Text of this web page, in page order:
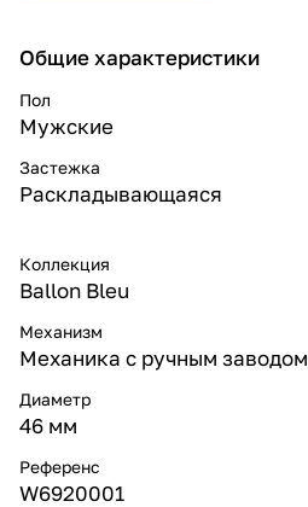
Общие характеристики
Пол
Мужские
Застежка
Раскладывающаяся
Коллекция
Ballon Bleu
Механизм
Механика с ручным заводом
Диаметр
46 мм
Референс
W6920001